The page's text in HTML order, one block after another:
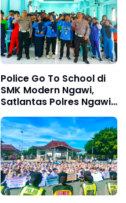
Police Go To School di
SMK Modern Ngawi,
Satlantas Polres Ngawi
Tanamkan Budaya
Tertib Berlalu Lintas